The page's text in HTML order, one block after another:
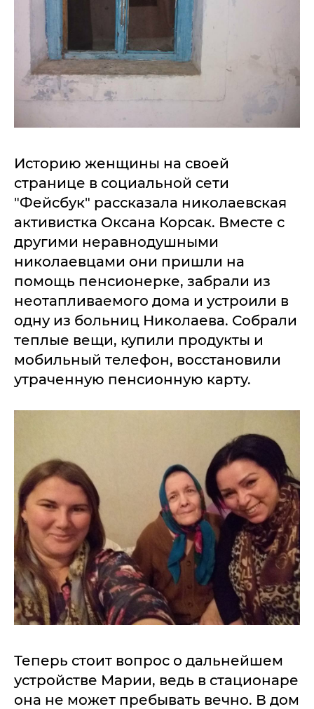
Историю женщины на своей
странице в социальной сети
"Фейсбук" рассказала николаевская
активистка Оксана Корсак. Вместе с
другими неравнодушными
николаевцами они пришли на
помощь пенсионерке, забрали из
неотапливаемого дома и устроили в
одну из больниц Николаева. Собрали
теплые вещи, купили продукты и
мобильный телефон, восстановили
утраченную пенсионную карту.
Теперь стоит вопрос о дальнейшем
устройстве Марии, ведь в стационаре
она не может пребывать вечно. В дом